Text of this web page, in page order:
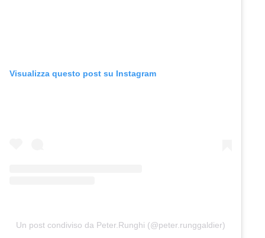
Visualizza questo post su Instagram
Un post condiviso da Peter.Runghi (@peter.runggaldier)